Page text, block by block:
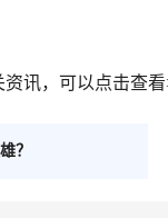
讯，可以点击查
？